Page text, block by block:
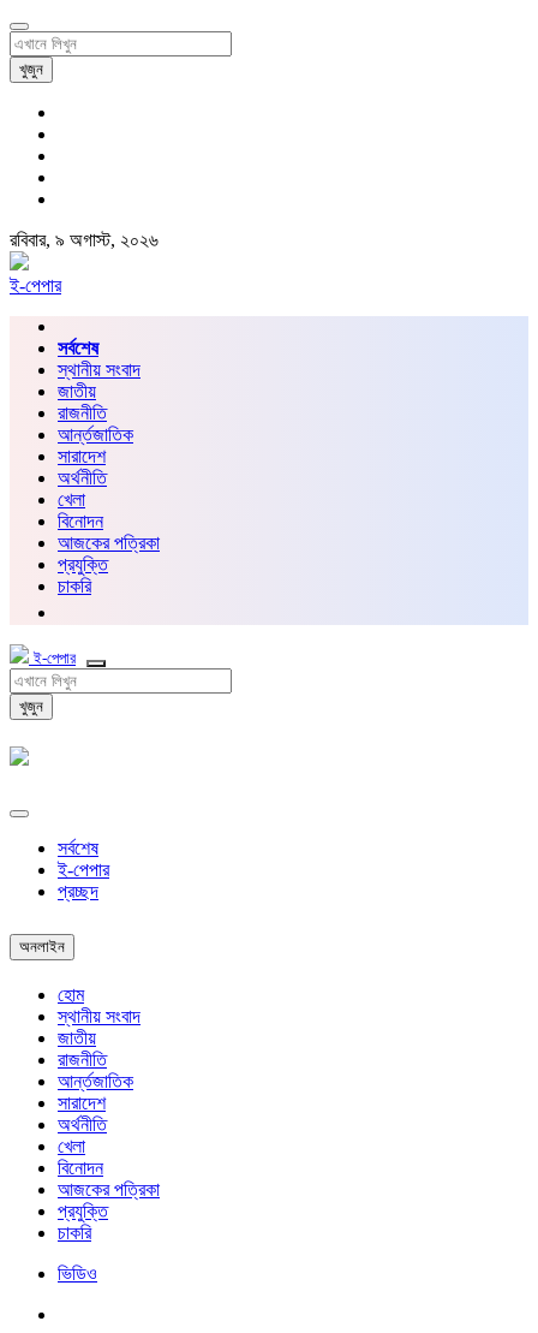
খুজুন
রবিবার, ৯ অগাস্ট, ২০২৬
ই-পেপার
সর্বশেষ
স্থানীয় সংবাদ
জাতীয়
রাজনীতি
আর্ন্তজাতিক
সারাদেশ
অর্থনীতি
খেলা
বিনোদন
আজকের পত্রিকা
প্রযুক্তি
চাকরি
ই-পেপার
খুজুন
সর্বশেষ
ই-পেপার
প্রচ্ছদ
অনলাইন
হোম
স্থানীয় সংবাদ
জাতীয়
রাজনীতি
আর্ন্তজাতিক
সারাদেশ
অর্থনীতি
খেলা
বিনোদন
আজকের পত্রিকা
প্রযুক্তি
চাকরি
ভিডিও